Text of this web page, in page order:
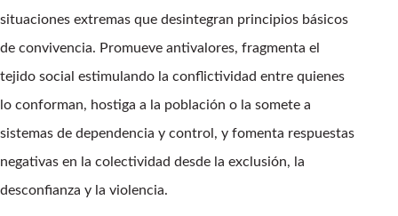
situaciones extremas que desintegran principios básicos
de convivencia. Promueve antivalores, fragmenta el
tejido social estimulando la conflictividad entre quienes
lo conforman, hostiga a la población o la somete a
sistemas de dependencia y control, y fomenta respuestas
negativas en la colectividad desde la exclusión, la
desconfianza y la violencia.